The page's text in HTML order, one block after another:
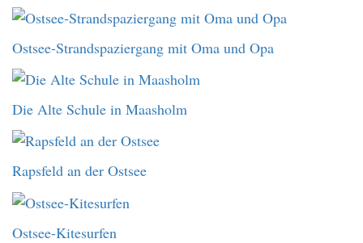
Ostsee-Strandspaziergang mit Oma und Opa
Die Alte Schule in Maasholm
Rapsfeld an der Ostsee
Ostsee-Kitesurfen